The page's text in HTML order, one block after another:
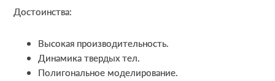
Достоинства:
Высокая производительность.
Динамика твердых тел.
Полигональное моделирование.